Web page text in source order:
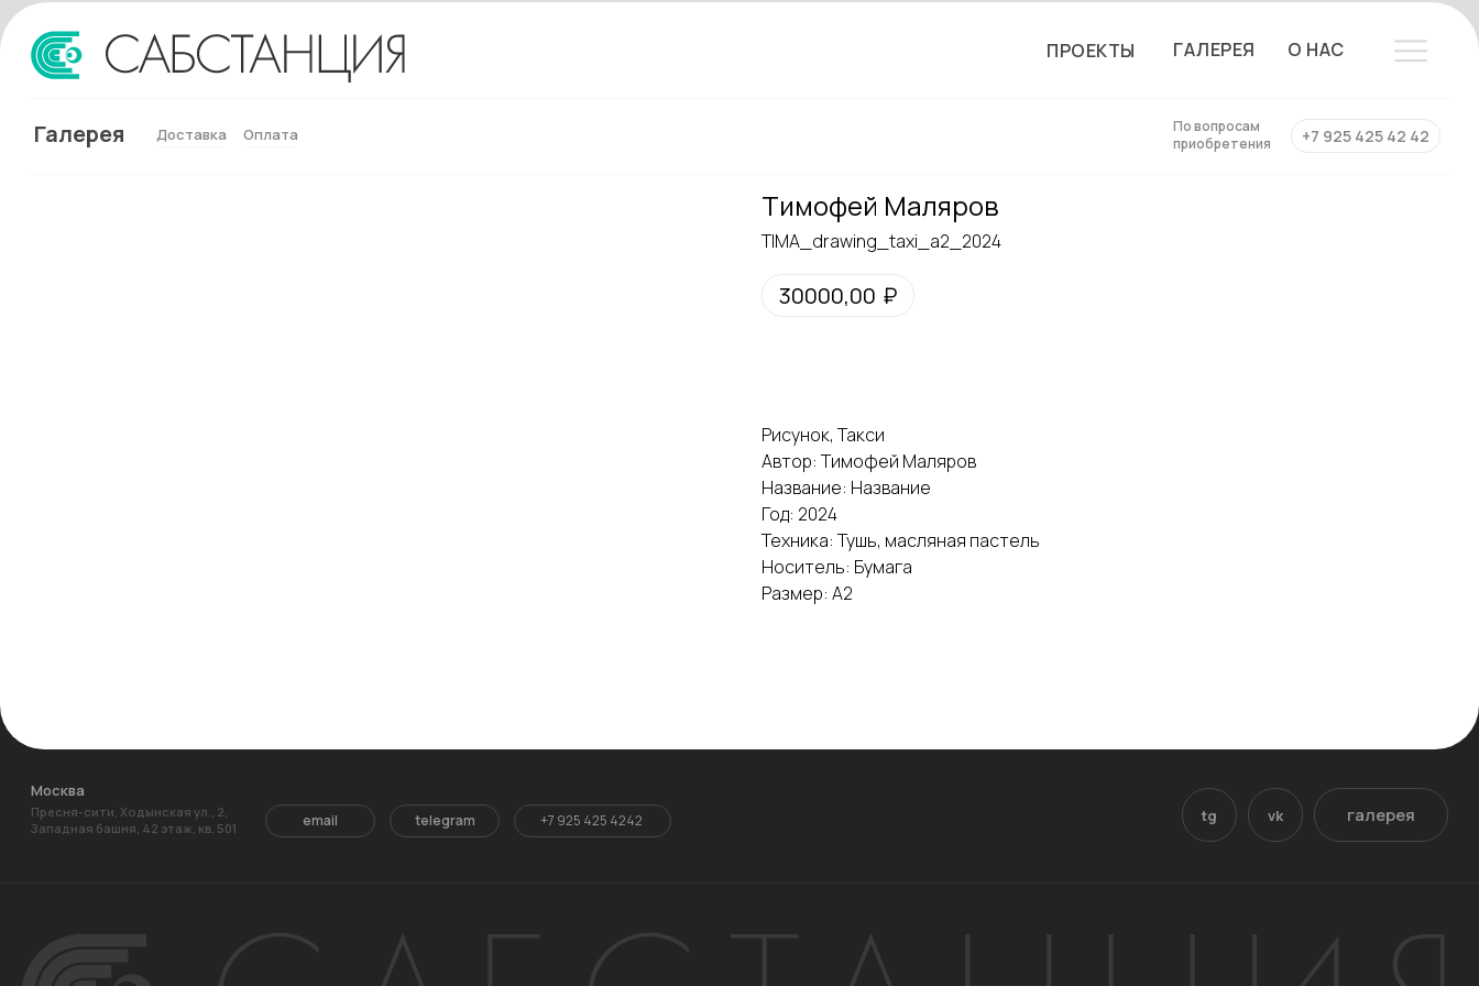
О НАС
ПРОЕКТЫ ГАЛЕРЕЯ
+7 925 425 42 42
По вопросам
приобретения
Галерея Доставка Оплата
Тимофей Маляров
TIMA_drawing_taxi_a2_2024
30000,00 ₽
Рисунок, Такси
Автор: Тимофей Маляров
Название: Название
Год: 2024
Техника: Тушь, масляная пастель
Носитель: Бумага
Размер: A2
vk
tg галерея
Москва
email +7 925 425 4242
Пресня-сити, Ходынская ул., 2,
Западная башня, 42 этаж, кв. 501
telegram